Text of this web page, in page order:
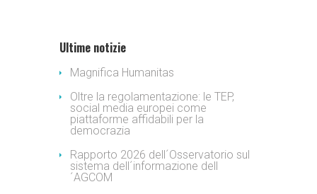
Ultime notizie
Magnifica Humanitas
Oltre la regolamentazione: le TEP,
social media europei come
piattaforme affidabili per la
democrazia
Rapporto 2026 dell´Osservatorio sul
sistema dell´informazione dell
´AGCOM